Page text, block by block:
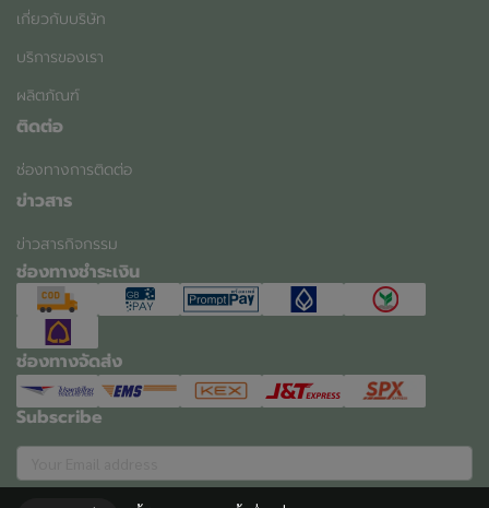
เกี่ยวกับบริษัท
บริการของเรา
ผลิตภัณฑ์
ติดต่อ
ช่องทางการติดต่อ
ข่าวสาร
ข่าวสารกิจกรรม
ช่องทางชำระเงิน
ช่องทางจัดส่ง
Subscribe